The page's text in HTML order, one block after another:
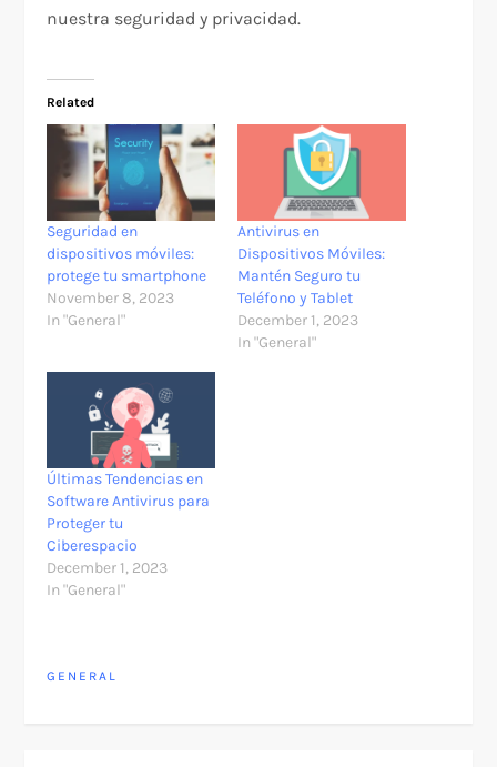
nuestra seguridad y privacidad.
Related
Seguridad en
dispositivos móviles:
protege tu smartphone
November 8, 2023
In "General"
Antivirus en
Dispositivos Móviles:
Mantén Seguro tu
Teléfono y Tablet
December 1, 2023
In "General"
Últimas Tendencias en
Software Antivirus para
Proteger tu
Ciberespacio
December 1, 2023
In "General"
GENERAL